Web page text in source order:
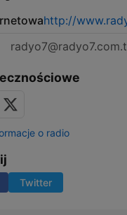
http://
o radio
Twitter